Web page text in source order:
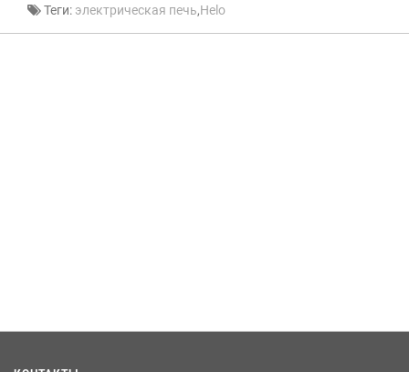
Теги: электрическая печь,Helo